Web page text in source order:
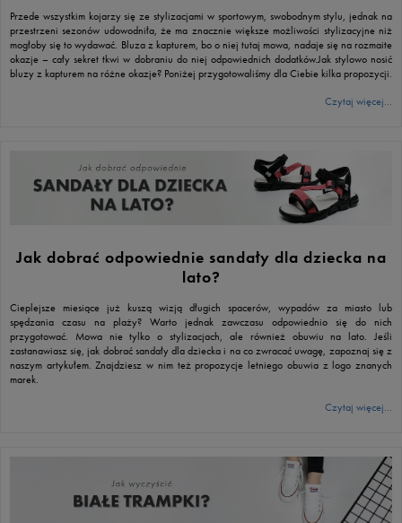
Przede wszystkim kojarzy się ze stylizacjami w sportowym, swobodnym stylu, jednak na
przestrzeni sezonów udowodniła, że ma znacznie większe możliwości stylizacyjne niż
mogłoby się to wydawać. Bluza z kapturem, bo o niej tutaj mowa, nadaje się na rozmaite
okazje – cały sekret tkwi w dobraniu do niej odpowiednich dodatków.Jak stylowo nosić
bluzy z kapturem na różne okazje? Poniżej przygotowaliśmy dla Ciebie kilka propozycji.
Czytaj więcej...
Jak dobrać odpowiednie sandały dla dziecka na
lato?
Cieplejsze miesiące już kuszą wizją długich spacerów, wypadów za miasto lub
spędzania czasu na plaży? Warto jednak zawczasu odpowiednio się do nich
przygotować. Mowa nie tylko o stylizacjach, ale również obuwiu na lato. Jeśli
zastanawiasz się, jak dobrać sandały dla dziecka i na co zwracać uwagę, zapoznaj się z
naszym artykułem. Znajdziesz w nim też propozycje letniego obuwia z logo znanych
marek.
Czytaj więcej...